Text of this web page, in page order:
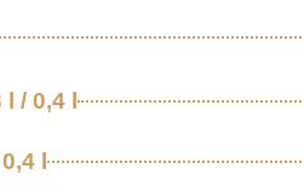
/ 0,4 l
l